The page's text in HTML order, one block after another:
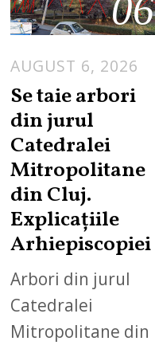
06
AUGUST 6, 2026
Se taie arbori
din jurul
Catedralei
Mitropolitane
din Cluj.
Explicațiile
Arhiepiscopiei
Arbori din jurul
Catedralei
Mitropolitane din